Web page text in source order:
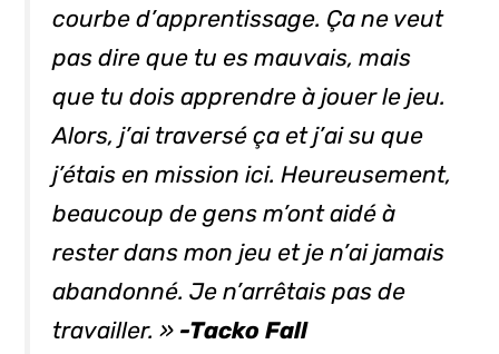
courbe d’apprentissage. Ça ne veut
pas dire que tu es mauvais, mais
que tu dois apprendre à jouer le jeu.
Alors, j’ai traversé ça et j’ai su que
j’étais en mission ici. Heureusement,
beaucoup de gens m’ont aidé à
rester dans mon jeu et je n’ai jamais
abandonné. Je n’arrêtais pas de
travailler. » -Tacko Fall